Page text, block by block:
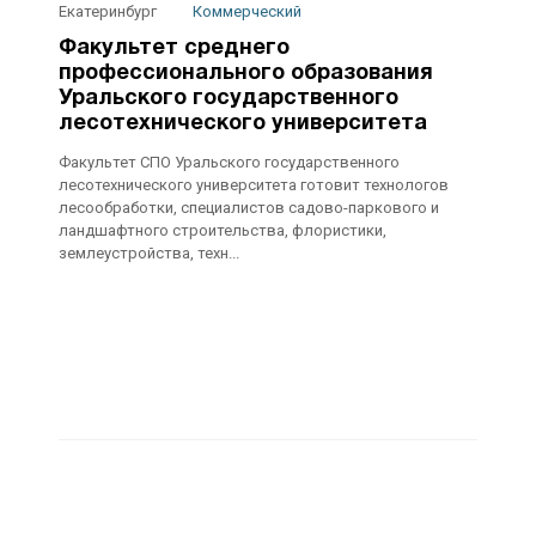
Екатеринбург Коммерческий
Факультет среднего
профессионального образования
Уральского государственного
лесотехнического университета
Факультет СПО Уральского государственного
лесотехнического университета готовит технологов
лесообработки, специалистов садово-паркового и
ландшафтного строительства, флористики,
землеустройства, техн...